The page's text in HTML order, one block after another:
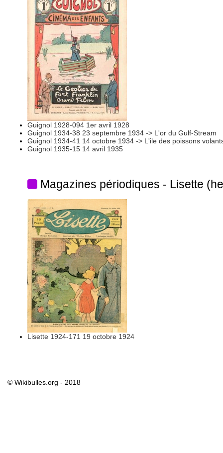
Guignol 1928-094 1er avril 1928
Guignol 1934-38 23 septembre 1934 -> L'or du Gulf-Stream
Guignol 1934-41 14 octobre 1934 -> L'ile des poissons
Guignol 1935-15 14 avril 1935
Magazines périodiques - Lisette
Lisette 1924-171 19 octobre 1924
© Wikibulles.org - 2018